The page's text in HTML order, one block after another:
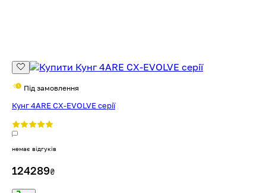
Під замовлення
Кунг 4ARE CX-EVOLVE серії
немає відгуків
124289₴